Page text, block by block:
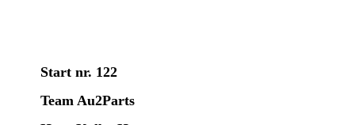
Start nr. 122
Team Au2Parts